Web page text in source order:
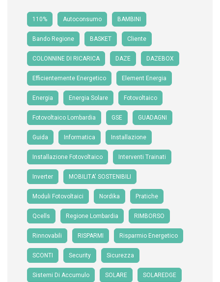
110% Autoconsumo BAMBINI
Bando Regione BASKET Cliente
COLONNINE DI RICARICA DAZE DAZEBOX
Efficientemente Energetico Element Energia
Energia Energia Solare Fotovoltaico
Fotovoltaico Lombardia GSE GUADAGNI
Guida Informatica Installazione
Installazione Fotovoltaico Interventi Trainati
Inverter MOBILITA' SOSTENIBILI
Moduli Fotovoltaici Nordika Pratiche
Qcells Regione Lombardia RIMBORSO
Rinnovabili RISPARMI Risparmio Energetico
SCONTI Security Sicurezza
Sistemi Di Accumulo SOLARE SOLAREDGE